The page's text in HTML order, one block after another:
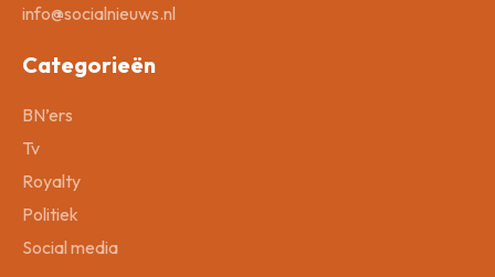
info@socialnieuws.nl
Categorieën
BN’ers
Tv
Royalty
Politiek
Social media